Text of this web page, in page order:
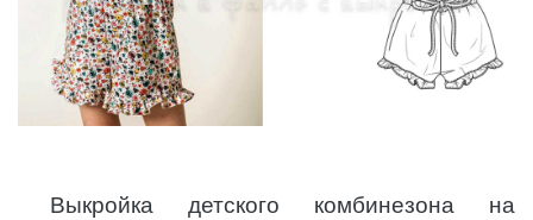
Выкройка детского комбинезона на